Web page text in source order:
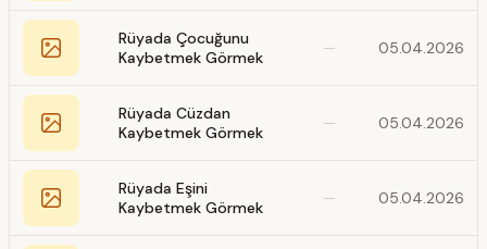
Rüyada Çocuğunu
Kaybetmek Görmek
— 05.04.2026
Rüyada Cüzdan
Kaybetmek Görmek
— 05.04.2026
Rüyada Eşini
Kaybetmek Görmek
— 05.04.2026